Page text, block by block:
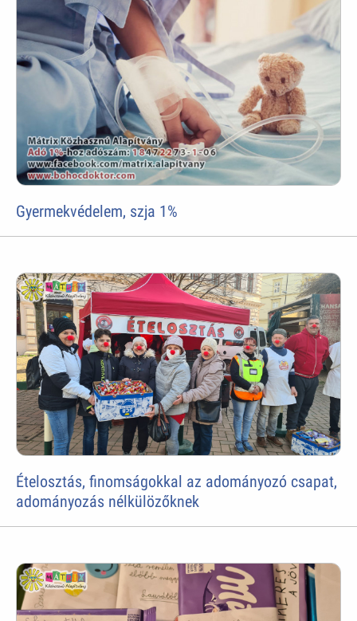
Gyermekvédelem, szja 1%
Ételosztás, finomságokkal az adományozó csapat,
adományozás nélkülözőknek